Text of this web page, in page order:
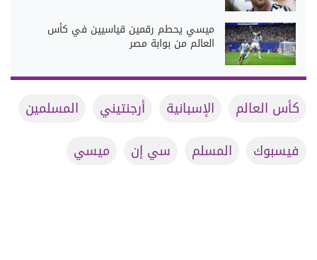
ميسي يحطم رقمين قياسيين في كأس
العالم من بوابة مصر
كأس العالم الإسبانية أرجنتيني
المسلمين
فيسبوك
المسلم سي إن ميسي